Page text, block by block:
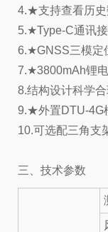
4.★支持查看历史
5.★Type-C通讯
6.★GNSS三模定
7.★3800mAh锂
8.结构设计科学合
9.★外置DTU-4G
10.可选配三角支
三、技术参数